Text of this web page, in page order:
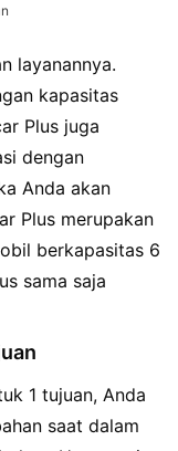
layanannya.
kapasitas
Plus juga
dengan
Anda akan
Plus merupakan
berkapasitas 6
sama saja
1 tujuan, Anda
saat dalam